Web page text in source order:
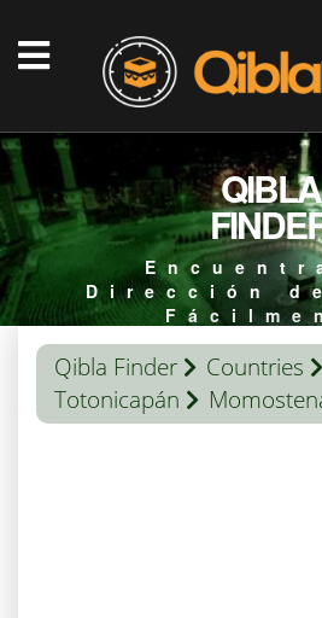
QIBLA
Dirección
Qibla Finder Countries
Totonicapán